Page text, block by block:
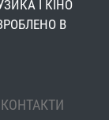
І КІНО
В
КОНТАКТИ